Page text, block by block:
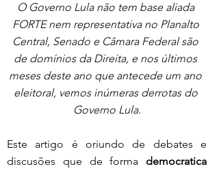
O Governo Lula não tem base aliada
FORTE nem representativa no Planalto
Central, Senado e Câmara Federal são
de domínios da Direita, e nos últimos
meses deste ano que antecede um ano
eleitoral, vemos inúmeras derrotas do
Governo Lula.
Este artigo é oriundo de debates e
discusões que de forma democratica